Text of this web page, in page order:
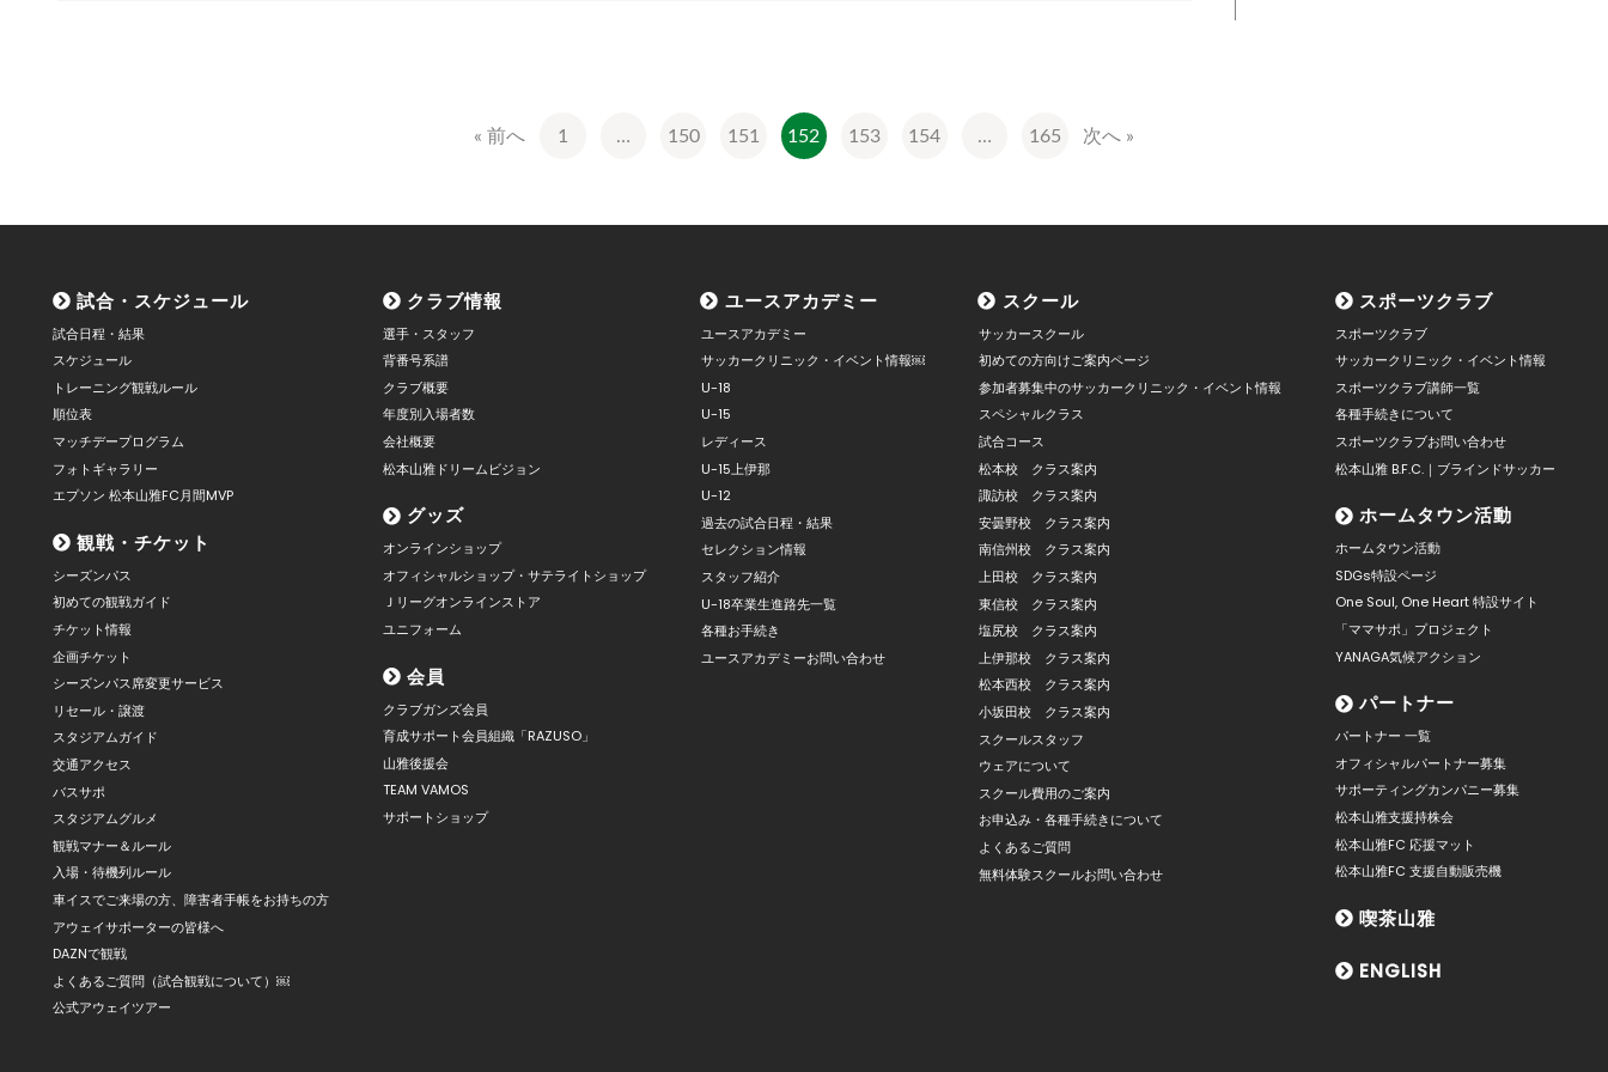
« 前へ 1 … 150 151 152 153 154 … 165 次へ »
試合・スケジュール
試合日程・結果
スケジュール
トレーニング観戦ルール
順位表
マッチデープログラム
フォトギャラリー
エプソン 松本山雅FC月間MVP
観戦・チケット
シーズンパス
初めての観戦ガイド
チケット情報
企画チケット
シーズンパス席変更サービス
リセール・譲渡
スタジアムガイド
交通アクセス
バスサポ
スタジアムグルメ
観戦マナー＆ルール
入場・待機列ルール
車イスでご来場の方、障害者手帳をお持ちの方
アウェイサポーターの皆様へ
DAZNで観戦
よくあるご質問（試合観戦について）￼
公式アウェイツアー
クラブ情報
選手・スタッフ
背番号系譜
クラブ概要
年度別入場者数
会社概要
松本山雅ドリームビジョン
グッズ
オンラインショップ
オフィシャルショップ・サテライトショップ
Ｊリーグオンラインストア
ユニフォーム
会員
クラブガンズ会員
育成サポート会員組織「RAZUSO」
山雅後援会
TEAM VAMOS
サポートショップ
ユースアカデミー
ユースアカデミー
サッカークリニック・イベント情報￼
U-18
U-15
レディース
U-15上伊那
U-12
過去の試合日程・結果
セレクション情報
スタッフ紹介
U-18卒業生進路先一覧
各種お手続き
ユースアカデミーお問い合わせ
スクール
サッカースクール
初めての方向けご案内ページ
参加者募集中のサッカークリニック・イベント情報
スペシャルクラス
試合コース
松本校 クラス案内
諏訪校 クラス案内
安曇野校 クラス案内
南信州校 クラス案内
上田校 クラス案内
東信校 クラス案内
塩尻校 クラス案内
上伊那校 クラス案内
松本西校 クラス案内
小坂田校 クラス案内
スクールスタッフ
ウェアについて
スクール費用のご案内
お申込み・各種手続きについて
よくあるご質問
無料体験スクールお問い合わせ
スポーツクラブ
スポーツクラブ
サッカークリニック・イベント情報
スポーツクラブ講師一覧
各種手続きについて
スポーツクラブお問い合わせ
松本山雅 B.F.C.｜ブラインドサッカー
ホームタウン活動
ホームタウン活動
SDGs特設ページ
One Soul, One Heart 特設サイト
「ママサポ」プロジェクト
YANAGA気候アクション
パートナー
パートナー 一覧
オフィシャルパートナー募集
サポーティングカンパニー募集
松本山雅支援持株会
松本山雅FC 応援マット
松本山雅FC 支援自動販売機
喫茶山雅
ENGLISH